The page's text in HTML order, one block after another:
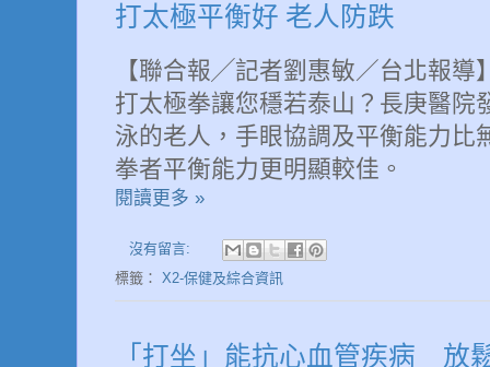
打太極平衡好 老人防跌
【聯合報╱記者劉惠敏／台北報導
打太極拳讓您穩若泰山？長庚醫院
泳的老人，手眼協調及平衡能力比
拳者平衡能力更明顯較佳。
閱讀更多 »
沒有留言:
標籤： X2-保健及綜合資訊
「打坐」能抗心血管疾病 放